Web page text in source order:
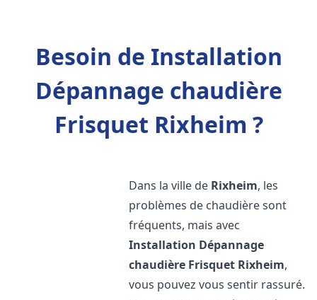
Besoin de Installation
Dépannage chaudière
Frisquet Rixheim ?
Dans la ville de Rixheim, les
problèmes de chaudière sont
fréquents, mais avec
Installation Dépannage
chaudière Frisquet Rixheim,
vous pouvez vous sentir rassuré.